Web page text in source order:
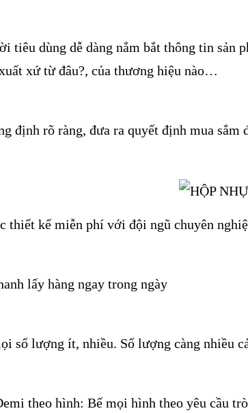
tiêu dùng dễ dàng nắm bắt thông tin sản
xứ từ đâu?, của thương hiệu nào…
định rõ ràng, đưa ra quyết định mua sắm
thiết kế miễn phí với đội ngũ chuyên
lấy hàng ngay trong ngày
số lượng ít, nhiều. Số lượng càng nhiều
theo hình: Bế mọi hình theo yêu cầu